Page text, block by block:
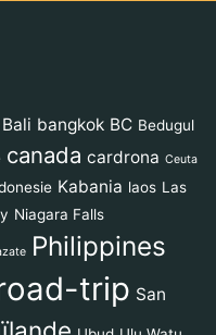
Bali bangkok BC Bedugul
canada cardrona Ceuta
Kabania laos Las
Niagara Falls
Philippines
trip San